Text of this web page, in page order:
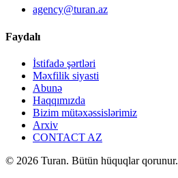
agency@turan.az
Faydalı
İstifadə şərtləri
Məxfilik siyasti
Abunə
Haqqımızda
Bizim mütəxəssislərimiz
Arxiv
CONTACT AZ
© 2026 Turan. Bütün hüquqlar qorunur.